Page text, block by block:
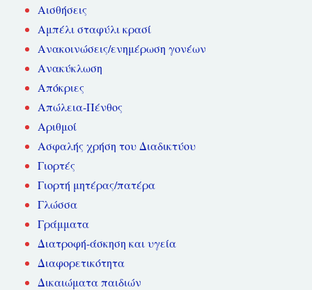
Αισθήσεις
Αμπέλι σταφύλι κρασί
Ανακοινώσεις/ενημέρωση γονέων
Ανακύκλωση
Απόκριες
Απώλεια-Πένθος
Αριθμοί
Ασφαλής χρήση του Διαδικτύου
Γιορτές
Γιορτή μητέρας/πατέρα
Γλώσσα
Γράμματα
Διατροφή-άσκηση και υγεία
Διαφορετικότητα
Δικαιώματα παιδιών